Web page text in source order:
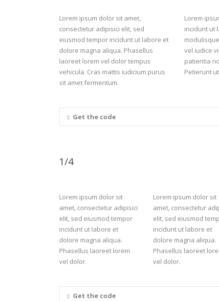
Lorem ipsum dolor sit amet,
consectetur adipisici elit, sed
eiusmod tempor incidunt ut labore et
dolore magna aliqua. Phasellus
laoreet lorem vel dolor tempus
vehicula. Cras mattis iudicium purus
sit amet fermentum.
Lorem
incidunt ut
vel iudice
patientia
Petierunt
Get the code
1/4
Lorem ipsum dolor sit
amet, consectetur adipisici
elit, sed eiusmod tempor
incidunt ut labore et
dolore magna aliqua.
Phasellus laoreet lorem
vel dolor.
Lorem ipsum dolor sit
amet, consectetur
elit, sed eiusmod
incidunt ut labore et
dolore magna aliqua.
Phasellus laoreet
vel dolor.
Get the code